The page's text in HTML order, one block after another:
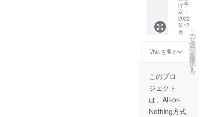
サービ
ス(お店)
が存続
する限
り、毎
日でも
飲み放
題をご
利用い
ただけ
ます。
(1回90
分) ※お
連れ様
は別。
け予
定：
2022
年12
月
詳細を見る
こ
の
リ
タ
ー
ン
を
選
択
す
る
このプロ
ジェクト
は、All-or-
Nothing方式